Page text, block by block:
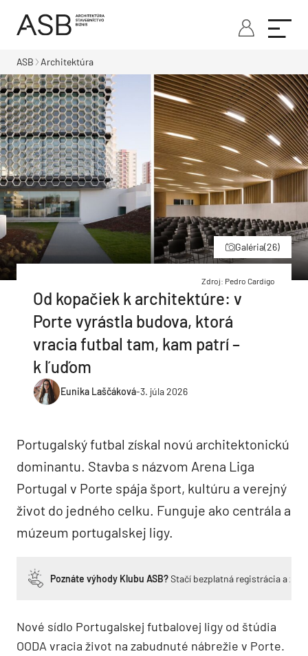
ASB Architektúra
Galéria(26)
Zdroj: Pedro Cardigo
Od kopačiek k architektúre: v
Porte vyrástla budova, ktorá
vracia futbal tam, kam patrí –
k ľuďom
Eunika Laščáková-3. júla 2026
Portugalský futbal získal novú architektonickú
dominantu. Stavba s názvom Arena Liga
Portugal v Porte spája šport, kultúru a verejný
život do jedného celku. Funguje ako centrála a
múzeum portugalskej ligy.
Poznáte výhody Klubu ASB?Stačí bezplatná registrácia a
Nové sídlo Portugalskej futbalovej ligy od štúdia
OODA vracia život na zabudnuté nábrežie v Porte.